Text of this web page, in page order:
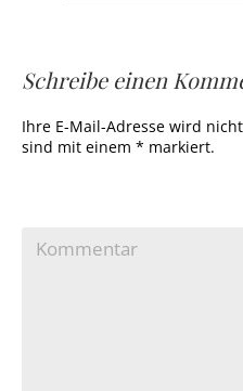
Schreibe einen
Ihre E-Mail-Adresse wird
sind mit einem * markiert.
Kommentar